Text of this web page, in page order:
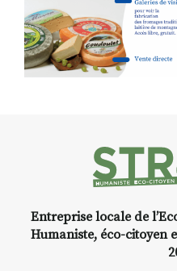
Entreprise locale de
Humaniste, éco-citoyen